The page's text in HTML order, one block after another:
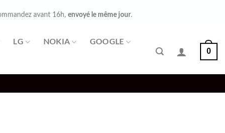
avant 16h, envoyé le même jour.
LG NOKIA GOOGLE
0